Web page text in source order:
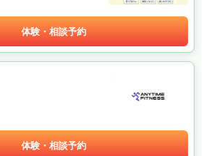
体験・相談予約
体験・相談予約